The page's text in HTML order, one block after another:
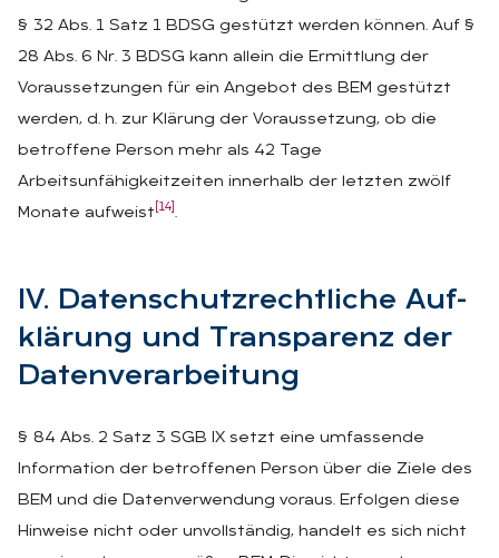
§ 32 Abs. 1 Satz 1 BDSG gestützt werden können. Auf §
28 Abs. 6 Nr. 3 BDSG kann allein die Ermittlung der
Voraussetzungen für ein Angebot des BEM gestützt
werden, d. h. zur Klärung der Voraussetzung, ob die
betroffene Person mehr als 42 Tage
Arbeitsunfähigkeitzeiten innerhalb der letzten zwölf
Monate aufweist [14] .
IV. Da­ten­schutz­recht­li­che Auf­
klä­rung und Trans­pa­renz der
Da­ten­ver­ar­bei­tung
§ 84 Abs. 2 Satz 3 SGB IX setzt eine umfassende
Information der betroffenen Person über die Ziele des
BEM und die Datenverwendung voraus. Erfolgen diese
Hinweise nicht oder unvollständig, handelt es sich nicht